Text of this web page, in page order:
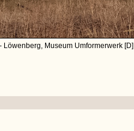
Löwenberg, Museum Umformerwerk [D]